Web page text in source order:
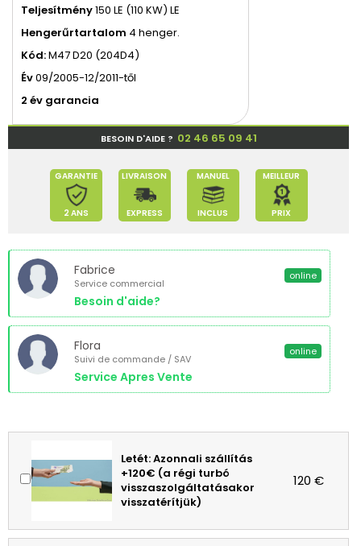
Teljesítmény150 LE (110 KW) LE
Hengerűrtartalom 4 henger.
Kód:M47 D20 (204D4)
Év09/2005-12/2011-től
2 év garancia
BESOIN D'AIDE ? 02 46 65 09 41
GARANTIE
2 ANS
LIVRAISON
EXPRESS
MANUEL
INCLUS
MEILLEUR
PRIX
Fabrice
Service commercial
Besoin d'aide?
online
Flora
Suivi de commande / SAV
Service Apres Vente
online
Letét: Azonnali szállítás
+120€ (a régi turbó
visszaszolgáltatásakor
visszatérítjük)
120 €